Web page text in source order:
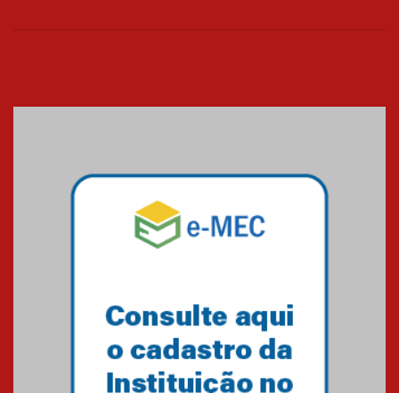
Mackenzie mobiliza campanha
solidária para apoiar famílias em
Minas Gerais
Primeiro culto do ano ressalta o
27.02.2026